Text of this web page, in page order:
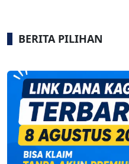
BERITA PILIHAN